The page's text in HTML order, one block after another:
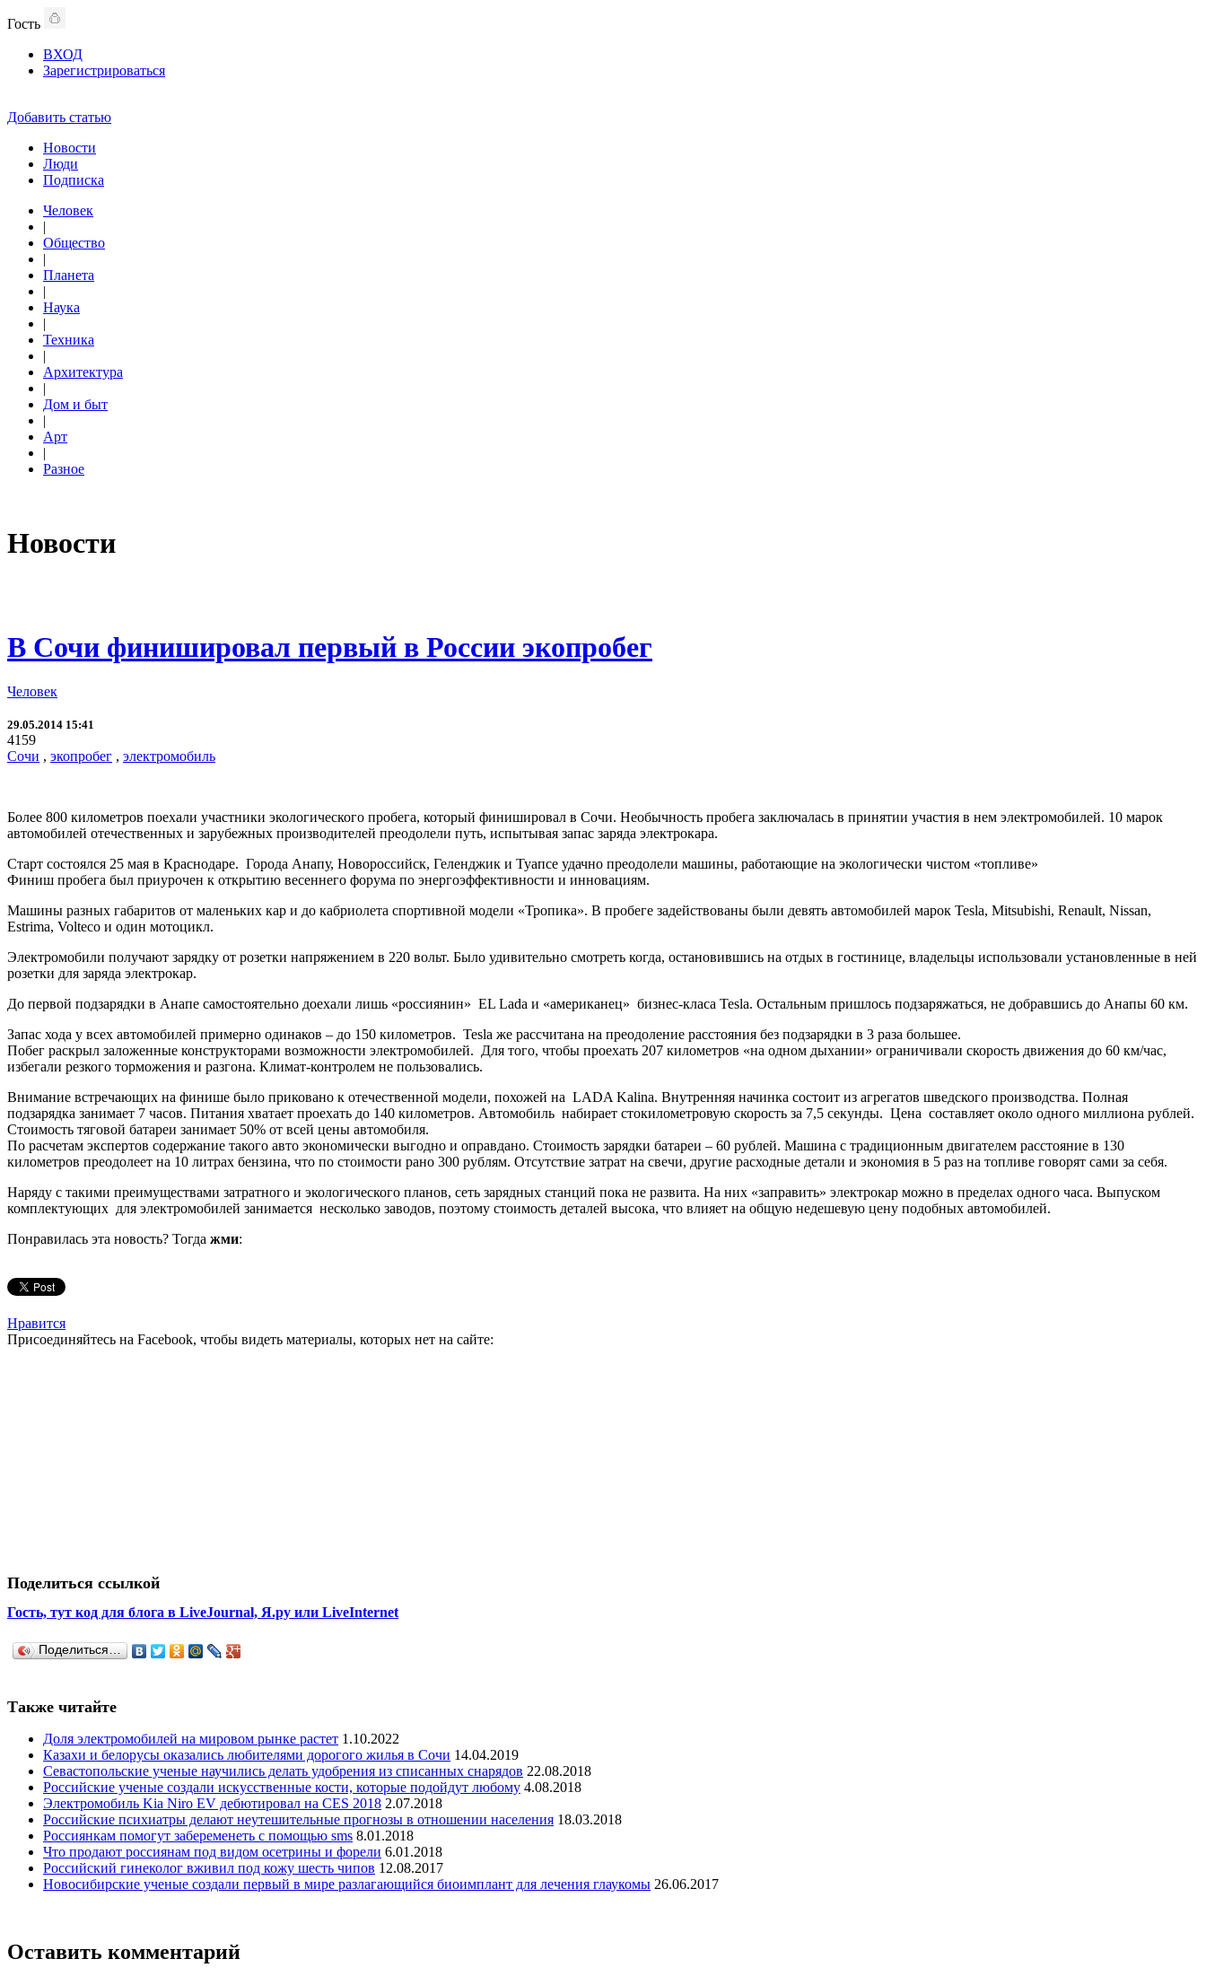
Гость
ВХОД
Зарегистрироваться
Добавить статью
Новости
Люди
Подписка
Человек
|
Общество
|
Планета
|
Наука
|
Техника
|
Архитектура
|
Дом и быт
|
Арт
|
Разное
Новости
В Сочи финишировал первый в России экопробег
Человек
29.05.2014 15:41
4159
Сочи , экопробег , электромобиль
Более 800 километров поехали участники экологического пробега, который финишировал в Сочи. Необычность пробега заключалась в принятии участия в нем электромобилей. 10 марок
автомобилей отечественных и зарубежных производителей преодолели путь, испытывая запас заряда электрокара.
Старт состоялся 25 мая в Краснодаре. Города Анапу, Новороссийск, Геленджик и Туапсе удачно преодолели машины, работающие на экологически чистом «топливе»
Финиш пробега был приурочен к открытию весеннего форума по энергоэффективности и инновациям.
Машины разных габаритов от маленьких кар и до кабриолета спортивной модели «Тропика». В пробеге задействованы были девять автомобилей марок Tesla, Mitsubishi, Renault, Nissan,
Estrima, Volteco и один мотоцикл.
Электромобили получают зарядку от розетки напряжением в 220 вольт. Было удивительно смотреть когда, остановившись на отдых в гостинице, владельцы использовали установленные в ней
розетки для заряда электрокар.
До первой подзарядки в Анапе самостоятельно доехали лишь «россиянин» EL Lada и «американец» бизнес-класа Tesla. Остальным пришлось подзаряжаться, не добравшись до Анапы 60 км.
Запас хода у всех автомобилей примерно одинаков – до 150 километров. Tesla же рассчитана на преодоление расстояния без подзарядки в 3 раза большее.
Побег раскрыл заложенные конструкторами возможности электромобилей. Для того, чтобы проехать 207 километров «на одном дыхании» ограничивали скорость движения до 60 км/час,
избегали резкого торможения и разгона. Климат-контролем не пользовались.
Внимание встречающих на финише было приковано к отечественной модели, похожей на LADA Kalina. Внутренняя начинка состоит из агрегатов шведского производства. Полная
подзарядка занимает 7 часов. Питания хватает проехать до 140 километров. Автомобиль набирает стокилометровую скорость за 7,5 секунды. Цена составляет около одного миллиона рублей.
Стоимость тяговой батареи занимает 50% от всей цены автомобиля.
По расчетам экспертов содержание такого авто экономически выгодно и оправдано. Стоимость зарядки батареи – 60 рублей. Машина с традиционным двигателем расстояние в 130
километров преодолеет на 10 литрах бензина, что по стоимости рано 300 рублям. Отсутствие затрат на свечи, другие расходные детали и экономия в 5 раз на топливе говорят сами за себя.
Наряду с такими преимуществами затратного и экологического планов, сеть зарядных станций пока не развита. На них «заправить» электрокар можно в пределах одного часа. Выпуском
комплектующих для электромобилей занимается несколько заводов, поэтому стоимость деталей высока, что влияет на общую недешевую цену подобных автомобилей.
Понравилась эта новость? Тогда жми:
Нравится
Присоединяйтесь на Facebook, чтобы видеть материалы, которых нет на сайте:
Поделиться ссылкой
Гость, тут код для блога в LiveJournal, Я.ру или LiveInternet
Поделиться…
Также читайте
Доля электромобилей на мировом рынке растет 1.10.2022
Казахи и белорусы оказались любителями дорогого жилья в Сочи 14.04.2019
Севастопольские ученые научились делать удобрения из списанных снарядов 22.08.2018
Российские ученые создали искусственные кости, которые подойдут любому 4.08.2018
Электромобиль Kia Niro EV дебютировал на CES 2018 2.07.2018
Российские психиатры делают неутешительные прогнозы в отношении населения 18.03.2018
Россиянкам помогут забеременеть с помощью sms 8.01.2018
Что продают россиянам под видом осетрины и форели 6.01.2018
Российский гинеколог вживил под кожу шесть чипов 12.08.2017
Новосибирские ученые создали первый в мире разлагающийся биоимплант для лечения глаукомы 26.06.2017
Оставить комментарий